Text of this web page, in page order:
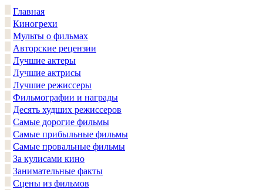
Главная
Киногрехи
Мульты о фильмах
Авторские рецензии
Лучшие актеры
Лучшие актрисы
Лучшие режиссеры
Фильмографии и награды
Десять худших режиссеров
Самые дорогие фильмы
Самые прибыльные фильмы
Самые провальные фильмы
За кулисами кино
Занимательные факты
Сцены из фильмов